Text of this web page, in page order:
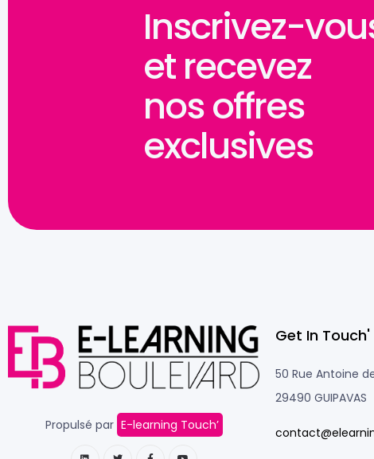
Inscrivez-
et recevez
nos offres
exclusives
Propulsé par E-learning Touch’
Get In Touch'
50 Rue Antoine
29490 GUIPAVAS